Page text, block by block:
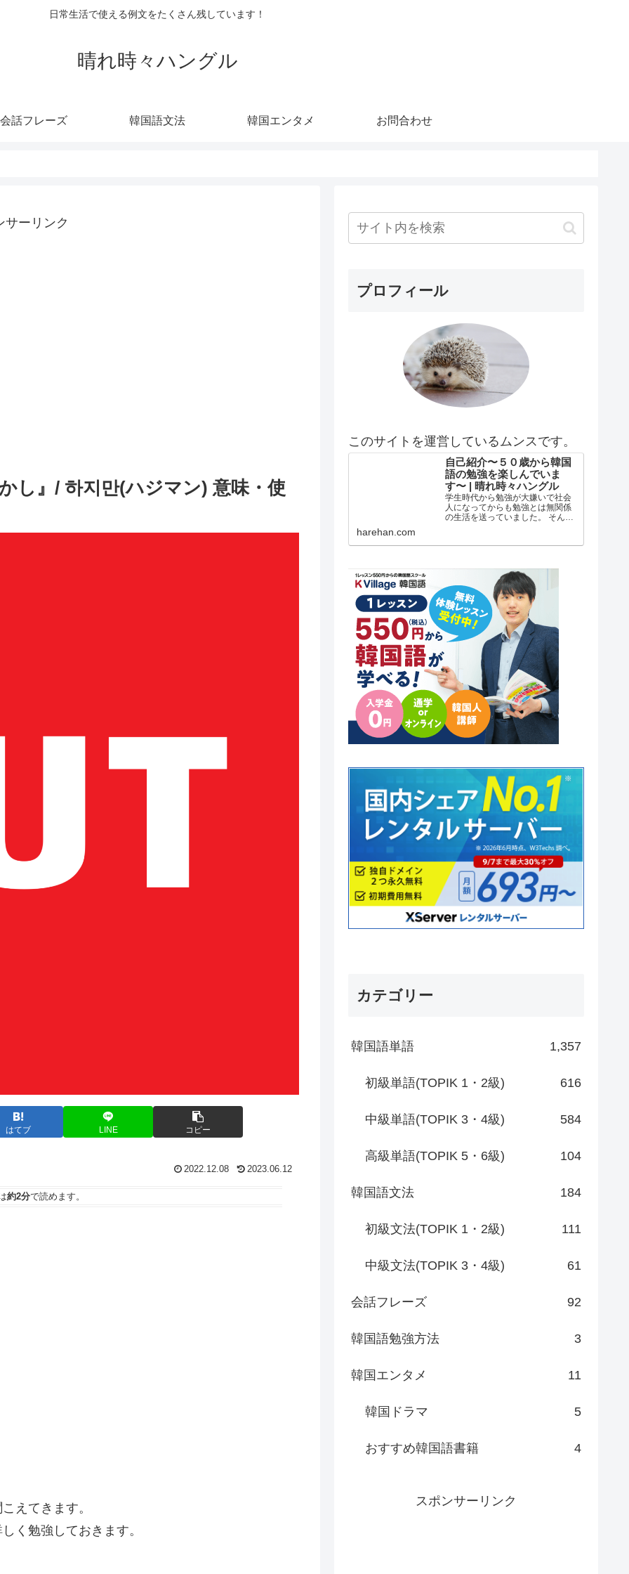
日常生活で使える例文をたくさん残しています！
晴れ時々ハングル
会話フレーズ 韓国語文法 韓国エンタメ お問合わせ
サーリンク
し』/ 하지만(ハジマン) 意味・使
はてブ LINE コピー
2022.12.08 2023.06.12
約2分で読めます。
えてきます。
く勉強しておきます。
プロフィール
このサイトを運営しているムンスです。
自己紹介〜５０歳から韓国
語の勉強を楽しんでいま
す〜 | 晴れ時々ハングル
学生時代から勉強が大嫌いで社会
人になってからも勉強とは無関係
の生活を送っていました。 そんな
す。 在日韓国人３世で小さい頃は
学校低学年？の頃まで自
harehan.com
カテゴリー
韓国語単語 1,357
初級単語(TOPIK 1・2級) 616
中級単語(TOPIK 3・4級) 584
高級単語(TOPIK 5・6級) 104
韓国語文法 184
初級文法(TOPIK 1・2級) 111
中級文法(TOPIK 3・4級) 61
会話フレーズ 92
韓国語勉強方法 3
韓国エンタメ 11
韓国ドラマ 5
おすすめ韓国語書籍 4
スポンサーリンク